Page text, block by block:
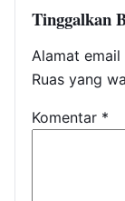
Tinggalkan
Alamat
Ruas yang
Komentar *